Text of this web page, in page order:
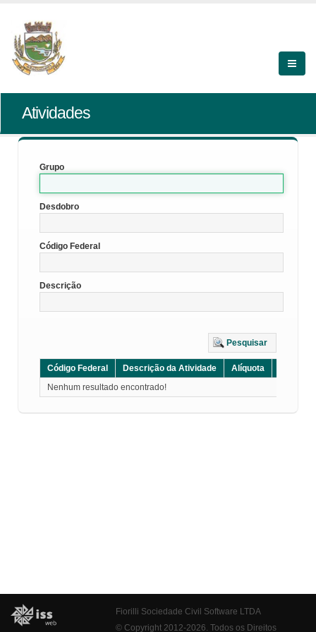
Atividades
Grupo
Desdobro
Código Federal
Descrição
Pesquisar
Código Federal Descrição da Atividade Alíquota
Nenhum resultado encontrado!
Fiorilli Sociedade Civil Software LTDA
© Copyright 2012-2026. Todos os Direitos